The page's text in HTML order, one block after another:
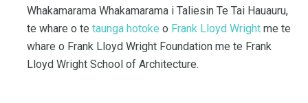
Whakamarama Whakamarama i Taliesin Te Tai Hauauru,
te whare o te taunga hotoke o Frank Lloyd Wright me te
whare o Frank Lloyd Wright Foundation me te Frank
Lloyd Wright School of Architecture.